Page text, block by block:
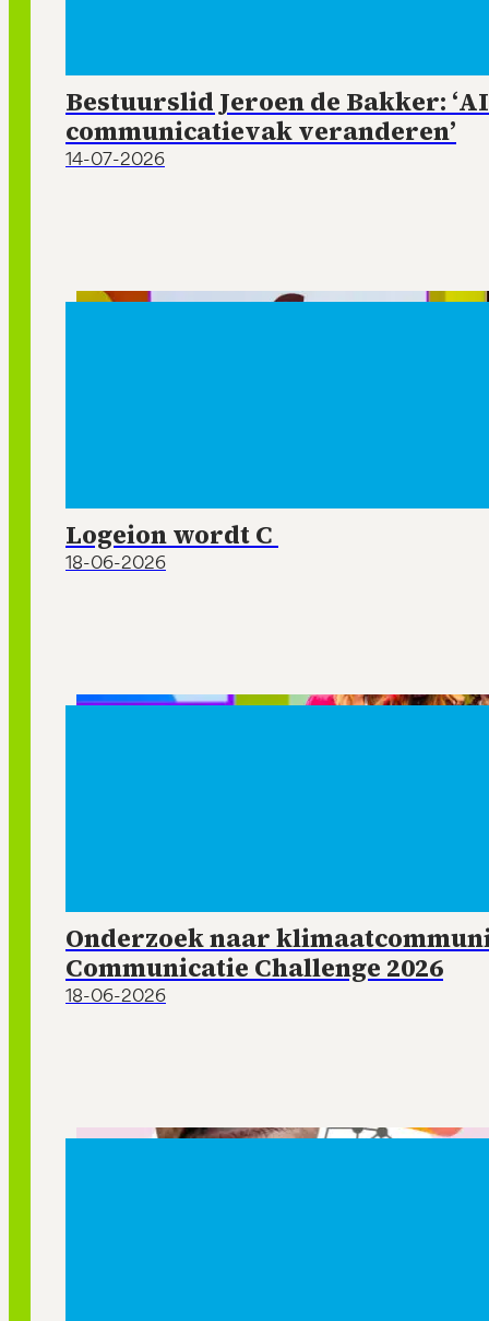
Bestuurslid Jeroen de Bakker:
communicatievak veranderen’
14-07-2026
Logeion wordt C
18-06-2026
Onderzoek naar
Communicatie Challenge 2026
18-06-2026